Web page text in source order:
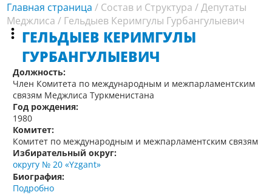
Главная страница / Состав и Структура /Депутаты
Меджлиса / Гельдыев Керимгулы Гурбангулыевич
ГЕЛЬДЫЕВ КЕРИМГУЛЫ
ГУРБАНГУЛЫЕВИЧ
Должность:
Член Комитета по международным и межпарламентским
связям Меджлиса Туркменистана
Год рождения:
1980
Комитет:
Комитет по международным и межпарламентским связям
Избирательный округ:
округу № 20 «Yzgant»
Биография:
Подробно